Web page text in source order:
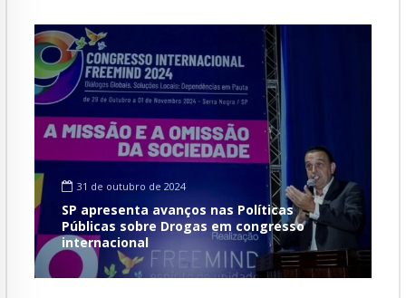
31 de outubro de 2024
SP apresenta avanços nas Políticas
Públicas sobre Drogas em congresso
internacional